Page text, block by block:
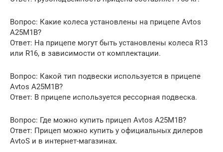
Вопрос: Какие колеса установлены на прицепе Avtos
A25M1B?
Ответ: На прицепе могут быть установлены колеса R13
или R16, в зависимости от комплектации.
Вопрос: Какой тип подвески используется в прицепе
Avtos A25M1B?
Ответ: В прицепе используется рессорная подвеска.
Вопрос: Где можно купить прицеп Avtos A25M1B?
Ответ: Прицеп можно купить у официальных дилеров
AvtoS и в интернет-магазинах.